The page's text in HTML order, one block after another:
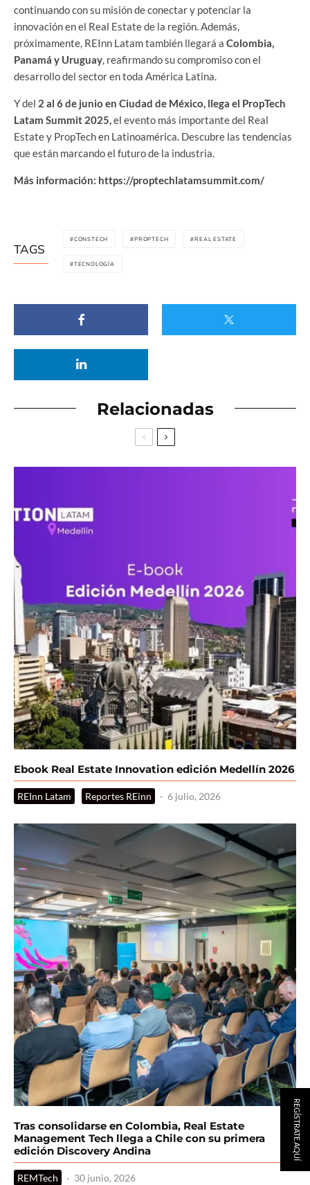
continuando con su misión de conectar y potenciar la
innovación en el Real Estate de la región. Además,
próximamente, REInn Latam también llegará a Colombia,
Panamá y Uruguay, reafirmando su compromiso con el
desarrollo del sector en toda América Latina.
Y del 2 al 6 de junio en Ciudad de México, llega el PropTech
Latam Summit 2025,el evento más importante del Real
Estate y PropTech en Latinoamérica. Descubre las tendencias
que están marcando el futuro de la industria.
Más información: https://proptechlatamsummit.com/
TAGS
CONSTECH PROPTECH REAL ESTATE
TECNOLOGÍA
Relacionadas
Ebook Real Estate Innovation edición Medellín 2026
REInn Latam Reportes REinn · 6 julio, 2026
Tras consolidarse en Colombia, Real Estate
Management Tech llega a Chile con su primera
edición Discovery Andina
REMTech · 30 junio, 2026
REGÍSTRATE AQUÍ